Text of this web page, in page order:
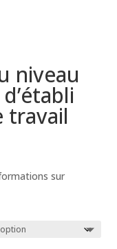
niveau
travail
sur